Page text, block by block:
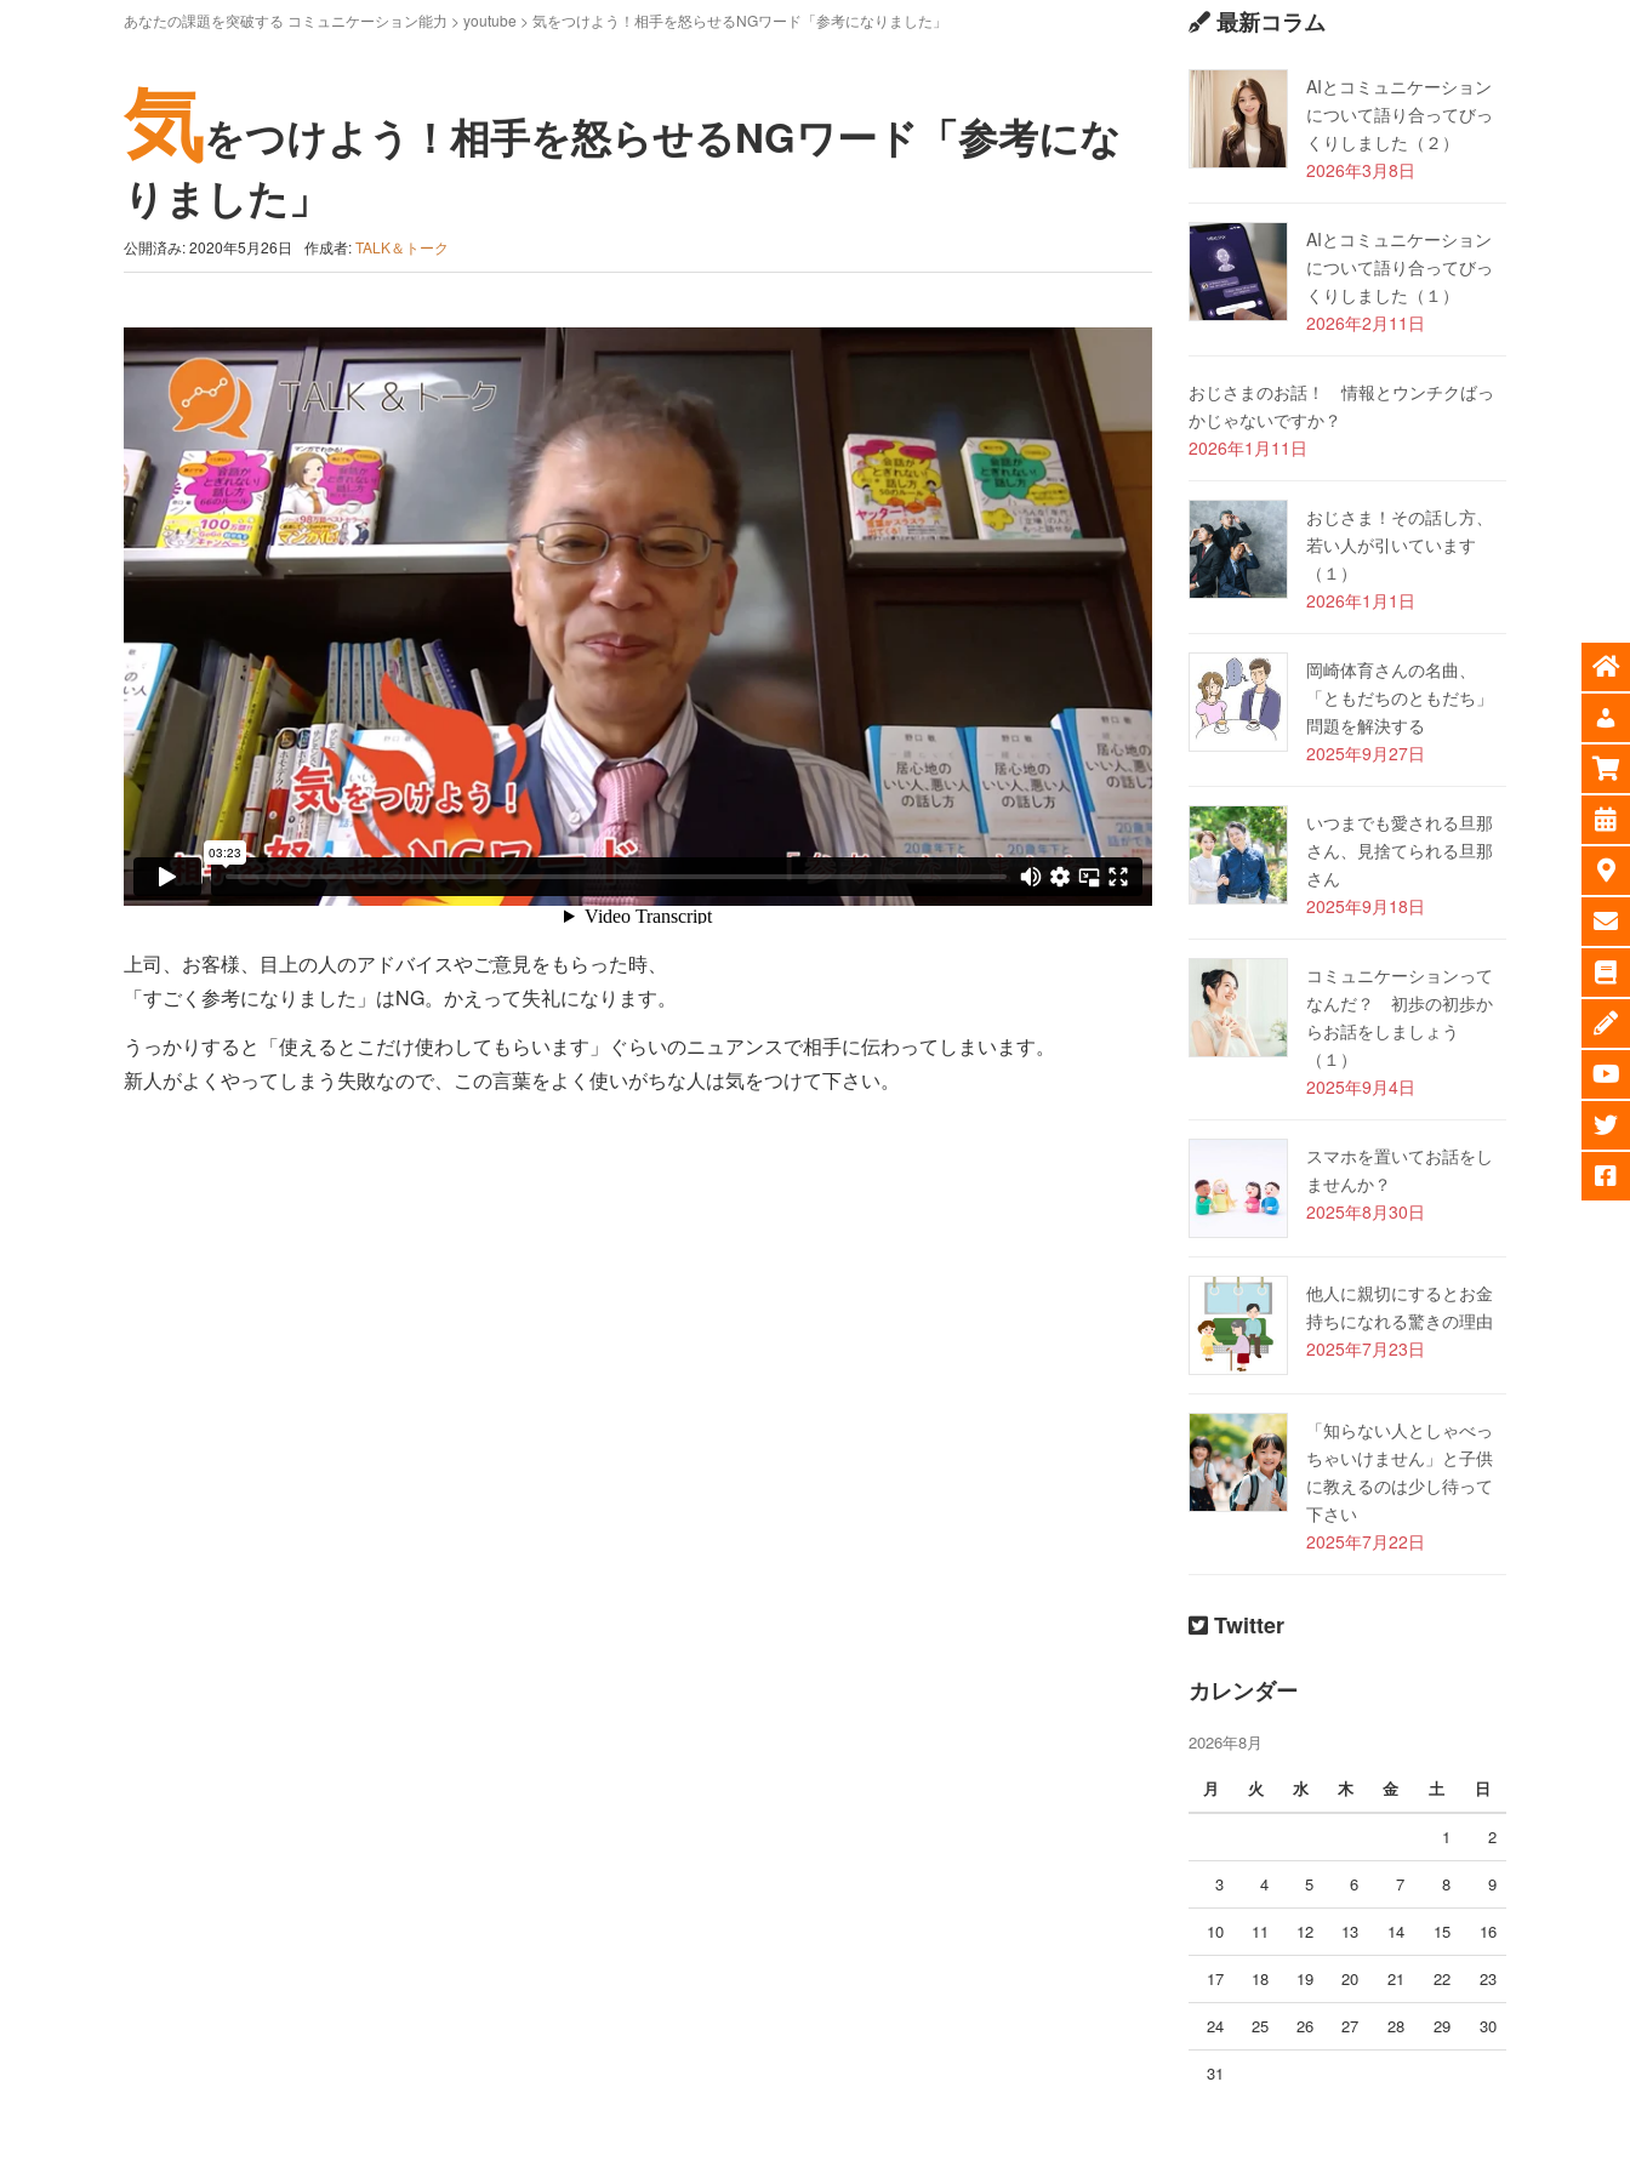
あなたの課題を突破する コミュニケーション能力 > youtube > 気をつけよう！相手を怒らせるNGワード「参考になりました」
気をつけよう！相手を怒らせるNGワード「参考にな
りました」
公開済み: 2020年5月26日 作成者:TALK＆トーク
上司、お客様、目上の人のアドバイスやご意見をもらった時、
「すごく参考になりました」はNG。かえって失礼になります。
うっかりすると「使えるとこだけ使わしてもらいます」ぐらいのニュアンスで相手に伝わってしまいます。
新人がよくやってしまう失敗なので、この言葉をよく使いがちな人は気をつけて下さい。
最新コラム
AIとコミュニケーション
について語り合ってびっ
くりしました（２）
2026年3月8日
AIとコミュニケーション
について語り合ってびっ
くりしました（１）
2026年2月11日
おじさまのお話！ 情報とウンチクばっ
かじゃないですか？
2026年1月11日
おじさま！その話し方、
若い人が引いています
（１）
2026年1月1日
岡崎体育さんの名曲、
「ともだちのともだち」
問題を解決する
2025年9月27日
いつまでも愛される旦那
さん、見捨てられる旦那
さん
2025年9月18日
コミュニケーションって
なんだ？ 初歩の初歩か
らお話をしましょう
（１）
2025年9月4日
スマホを置いてお話をし
ませんか？
2025年8月30日
他人に親切にするとお金
持ちになれる驚きの理由
2025年7月23日
「知らない人としゃべっ
ちゃいけません」と子供
に教えるのは少し待って
下さい
2025年7月22日
Twitter
カレンダー
2026年8月
月
火 水 木 金 土 日
1 2
3 4 5 6 7 8 9
10 11 12 13 14 15 16
17 18 19 20 21 22 23
24 25 26 27 28 29 30
31